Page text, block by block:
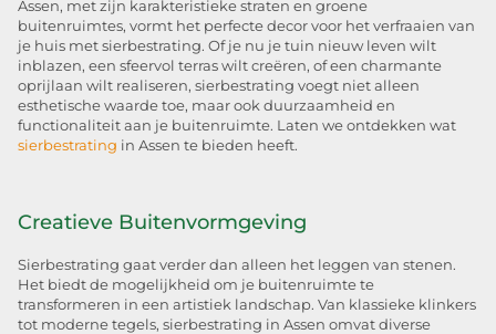
Assen, met zijn karakteristieke straten en groene
buitenruimtes, vormt het perfecte decor voor het verfraaien van
je huis met sierbestrating. Of je nu je tuin nieuw leven wilt
inblazen, een sfeervol terras wilt creëren, of een charmante
oprijlaan wilt realiseren, sierbestrating voegt niet alleen
esthetische waarde toe, maar ook duurzaamheid en
functionaliteit aan je buitenruimte. Laten we ontdekken wat
sierbestrating in Assen te bieden heeft.
Creatieve Buitenvormgeving
Sierbestrating gaat verder dan alleen het leggen van stenen.
Het biedt de mogelijkheid om je buitenruimte te
transformeren in een artistiek landschap. Van klassieke klinkers
tot moderne tegels, sierbestrating in Assen omvat diverse